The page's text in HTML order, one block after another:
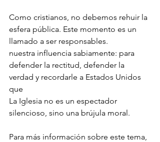
Como cristianos, no debemos rehuir la
esfera pública. Este momento es un
llamado a ser responsables.
nuestra influencia sabiamente: para
defender la rectitud, defender la
verdad y recordarle a Estados Unidos
que
La Iglesia no es un espectador
silencioso, sino una brújula moral.
Para más información sobre este tema,